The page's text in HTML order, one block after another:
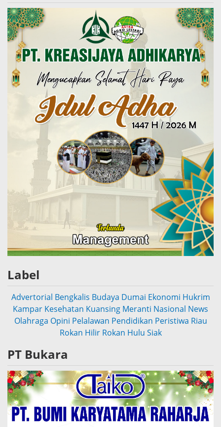
Label
Advertorial Bengkalis Budaya Dumai Ekonomi Hukrim
Kampar Kesehatan Kuansing Meranti Nasional News
Olahraga Opini Pelalawan Pendidikan Peristiwa Riau
Rokan Hilir Rokan Hulu Siak
PT Bukara